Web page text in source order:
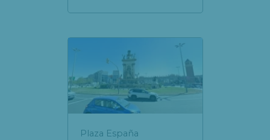
Plaza España